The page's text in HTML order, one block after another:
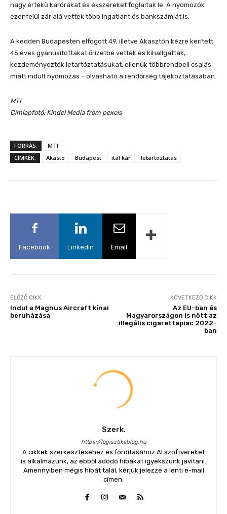
nagy értékű karórákat és ékszereket foglaltak le. A nyomozók
ezenfelül zár alá vettek több ingatlant és bankszámlát is.
A kedden Budapesten elfogott 49, illetve Akasztón kézre kerített
45 éves gyanúsítottakat őrizetbe vették és kihallgatták,
kezdeményezték letartóztatásukat, ellenük többrendbeli csalás
miatt indult nyomozás – olvasható a rendőrség tájékoztatásában.
MTI
Címlapfotó: Kindel Media from pexels
FORRÁS:
MTI
CÍMKÉK:
Akasto Budapest ital kár letartóztatás
Facebook Linkedin Email
ELŐZŐ CIKK
Indul a Magnus Aircraft kínai
beruházása
KÖVETKEZŐ CIKK
Az EU-ban és
Magyarországon is nőtt az
illegális cigarettapiac 2022-
ban
Szerk.
https://logisztikablog.hu
A cikkek szerkesztéséhez és fordításához AI szoftvereket
is alkalmazunk, az ebből adódó hibákat igyekszünk javítani.
Amennyiben mégis hibát talál, kérjük jelezze a lenti e-mail
címen.